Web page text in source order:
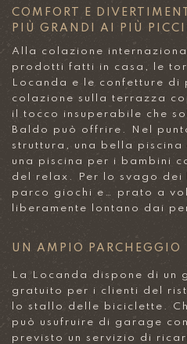
COMFORT E
PIÙ GRANDI AI PIÙ
Alla colazione
prodotti fatti in casa, le
Locanda e le confetture
colazione sulla terrazza
il tocco insuperabile che
Baldo può offrire. Nel
struttura, una bella piscina
una piscina per i bambini
del relax. Per lo svago dei
parco giochi e… prato a
liberamente lontano dai
UN AMPIO PARCHEGGIO
La Locanda dispone di un
gratuito per i clienti del
lo stallo delle biciclette.
può usufruire di garage
previsto un servizio di